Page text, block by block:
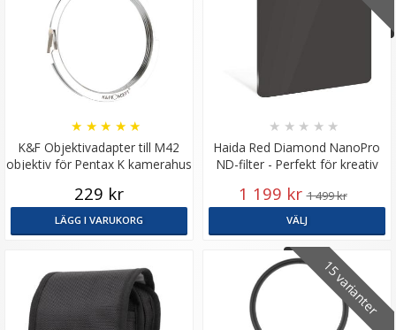
K&F Objektivadapter till M42
objektiv för Pentax K kamerahus
★ ★ ★ ★ ★
229 kr
LÄGG I VARUKORG
Haida Red Diamond NanoPro
ND-filter - Perfekt för kreativ
★ ★ ★ ★ ★
1 199 kr 1 499 kr
VÄLJ
15 varianter